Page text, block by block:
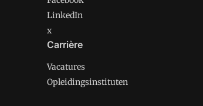
LinkedIn
x
Carrière
Vacatures
Opleidingsinstituten